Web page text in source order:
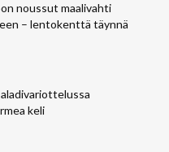
noussut maalivahti
– lentokenttä täynnä
keli